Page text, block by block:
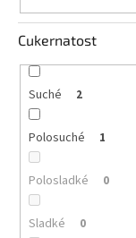
Cukernatost
Suché 2
Polosuché 1
Polosladké 0
Sladké 0